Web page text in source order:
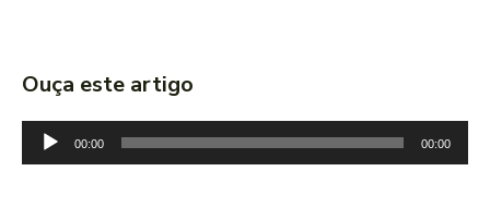
Ouça este artigo
o
00:00 00:00